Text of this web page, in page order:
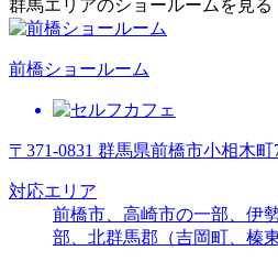
群馬エリアのショールームを見る
前橋ショールーム
〒371-0831 群馬県前橋市小相木町
対応エリア
前橋市、高崎市の一部、伊
部、北群馬郡（吉岡町、榛東